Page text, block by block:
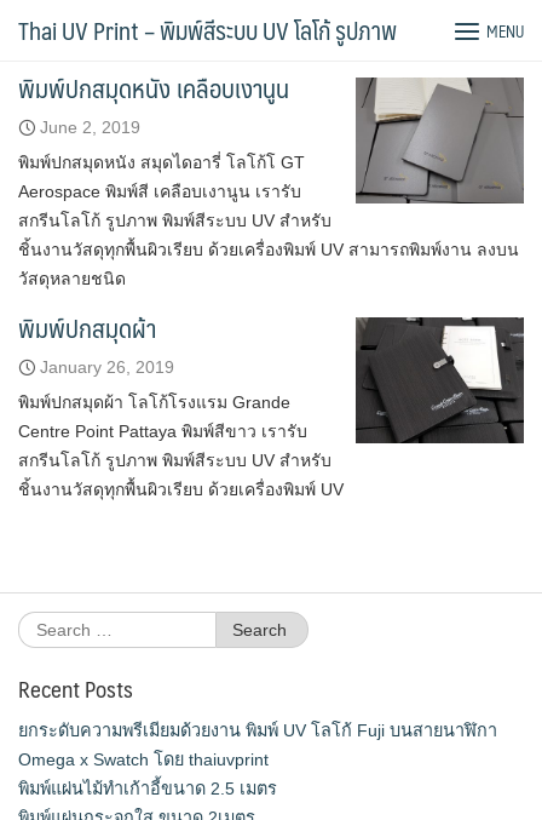
Thai UV Print – พิมพ์สีระบบ UV โลโก้ รูปภาพ MENU
Tag:พิมพ์ Notebook
พิมพ์ปกสมุดหนัง เคลือบเงานูน
June 2, 2019
พิมพ์ปกสมุดหนัง สมุดไดอารี่ โลโก้โ GT
Aerospace พิมพ์สี เคลือบเงานูน เรารับ
สกรีนโลโก้ รูปภาพ พิมพ์สีระบบ UV สำหรับ
ชิ้นงานวัสดุทุกพื้นผิวเรียบ ด้วยเครื่องพิมพ์ UV สามารถพิมพ์งาน ลงบน
วัสดุหลายชนิด
พิมพ์ปกสมุดผ้า
January 26, 2019
พิมพ์ปกสมุดผ้า โลโก้โรงแรม Grande
Centre Point Pattaya พิมพ์สีขาว เรารับ
สกรีนโลโก้ รูปภาพ พิมพ์สีระบบ UV สำหรับ
ชิ้นงานวัสดุทุกพื้นผิวเรียบ ด้วยเครื่องพิมพ์ UV
Search
for:
Recent Posts
ยกระดับความพรีเมียมด้วยงาน พิมพ์ UV โลโก้ Fuji บนสายนาฬิกา
Omega x Swatch โดย thaiuvprint
พิมพ์แผ่นไม้ทำเก้าอี้ขนาด 2.5 เมตร